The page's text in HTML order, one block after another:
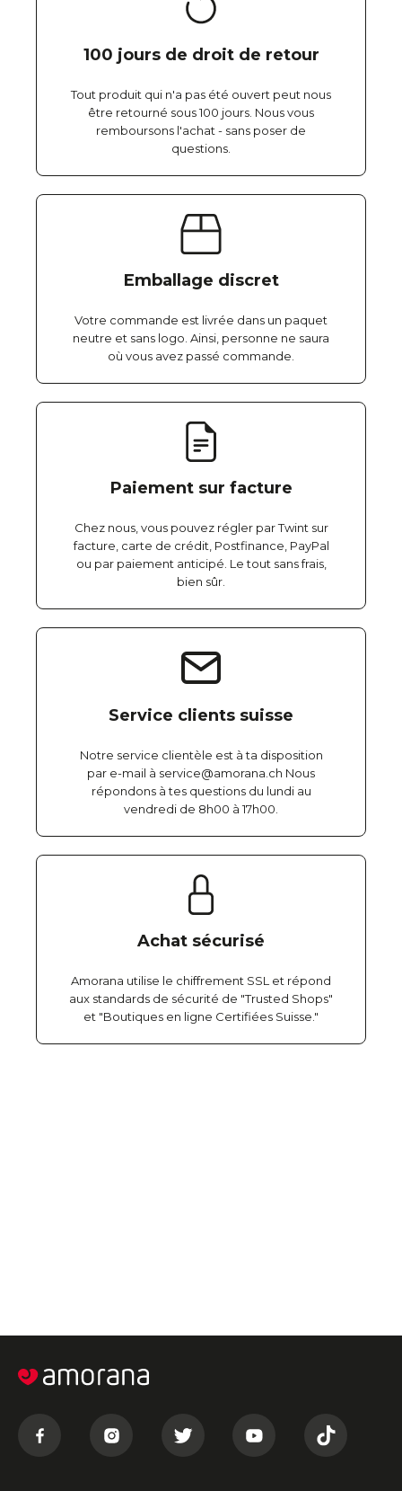
100 jours de droit de retour
Tout produit qui n'a pas été ouvert peut nous
être retourné sous 100 jours. Nous vous
remboursons l'achat - sans poser de
questions.
Emballage discret
Votre commande est livrée dans un paquet
neutre et sans logo. Ainsi, personne ne saura
où vous avez passé commande.
Paiement sur facture
Chez nous, vous pouvez régler par Twint sur
facture, carte de crédit, Postfinance, PayPal
ou par paiement anticipé. Le tout sans frais,
bien sûr.
Service clients suisse
Notre service clientèle est à ta disposition
par e-mail à service@amorana.ch Nous
répondons à tes questions du lundi au
vendredi de 8h00 à 17h00.
Achat sécurisé
Amorana utilise le chiffrement SSL et répond
aux standards de sécurité de "Trusted Shops"
et "Boutiques en ligne Certifiées Suisse."